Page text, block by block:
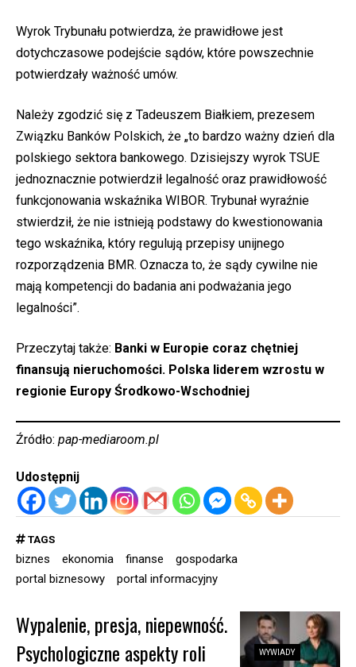
Wyrok Trybunału potwierdza, że prawidłowe jest
dotychczasowe podejście sądów, które powszechnie
potwierdzały ważność umów.
Należy zgodzić się z Tadeuszem Białkiem, prezesem
Związku Banków Polskich, że „to bardzo ważny dzień dla
polskiego sektora bankowego. Dzisiejszy wyrok TSUE
jednoznacznie potwierdził legalność oraz prawidłowość
funkcjonowania wskaźnika WIBOR. Trybunał wyraźnie
stwierdził, że nie istnieją podstawy do kwestionowania
tego wskaźnika, który regulują przepisy unijnego
rozporządzenia BMR. Oznacza to, że sądy cywilne nie
mają kompetencji do badania ani podważania jego
legalności”.
Przeczytaj także: Banki w Europie coraz chętniej
finansują nieruchomości. Polska liderem wzrostu w
regionie Europy Środkowo-Wschodniej
Źródło: pap-mediaroom.pl
Udostępnij
TAGS
biznes ekonomia finanse
gospodarka
portal biznesowy
portal informacyjny
WYWIADY
Wypalenie, presja, niepewność.
Psychologiczne aspekty roli